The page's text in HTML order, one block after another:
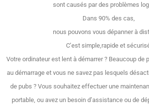
sont causés par des problèmes
Dans 90% des cas,
nous pouvons vous dépanner à
C’est simple,rapide et
Votre ordinateur est lent à démarrer ? Beaucoup de
au démarrage et vous ne savez pas lesquels
de pubs ? Vous souhaitez effectuer une
portable, ou avez un besoin d’assistance ou de